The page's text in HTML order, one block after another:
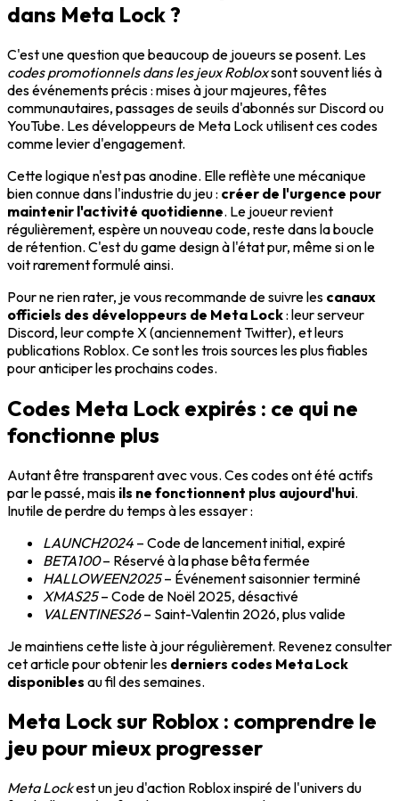
dans Meta Lock ?
C'est une question que beaucoup de joueurs se posent. Les
codes promotionnels dans les jeux Robloxsont souvent liés à
des événements précis : mises à jour majeures, fêtes
communautaires, passages de seuils d'abonnés sur Discord ou
YouTube. Les développeurs de Meta Lock utilisent ces codes
comme levier d'engagement.
Cette logique n'est pas anodine. Elle reflète une mécanique
bien connue dans l'industrie du jeu : créer de l'urgence pour
maintenir l'activité quotidienne. Le joueur revient
régulièrement, espère un nouveau code, reste dans la boucle
de rétention. C'est du game design à l'état pur, même si on le
voit rarement formulé ainsi.
Pour ne rien rater, je vous recommande de suivre les canaux
officiels des développeurs de Meta Lock: leur serveur
Discord, leur compte X (anciennement Twitter), et leurs
publications Roblox. Ce sont les trois sources les plus fiables
pour anticiper les prochains codes.
Codes Meta Lock expirés : ce qui ne
fonctionne plus
Autant être transparent avec vous. Ces codes ont été actifs
par le passé, mais ils ne fonctionnent plus aujourd'hui.
Inutile de perdre du temps à les essayer :
LAUNCH2024 – Code de lancement initial, expiré
BETA100– Réservé à la phase bêta fermée
HALLOWEEN2025– Événement saisonnier terminé
XMAS25– Code de Noël 2025, désactivé
VALENTINES26– Saint-Valentin 2026, plus valide
Je maintiens cette liste à jour régulièrement. Revenez consulter
cet article pour obtenir les derniers codes Meta Lock
disponibles au fil des semaines.
Meta Lock sur Roblox : comprendre le
jeu pour mieux progresser
Meta Lockest un jeu d'action Roblox inspiré de l'univers du